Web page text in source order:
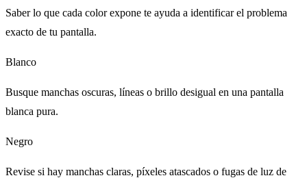
Saber lo que cada color expone te ayuda a identificar el problema
exacto de tu pantalla.
Blanco
Busque manchas oscuras, líneas o brillo desigual en una pantalla
blanca pura.
Negro
Revise si hay manchas claras, píxeles atascados o fugas de luz de